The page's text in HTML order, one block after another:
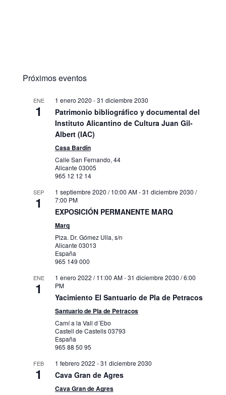
Próximos eventos
ENE
1
1 enero 2020 -31 diciembre 2030
Patrimonio bibliográfico y documental del
Instituto Alicantino de Cultura Juan Gil-
Albert (IAC)
Casa Bardín
Calle San Fernando, 44
Alicante 03005
965 12 12 14
SEP
1
1 septiembre 2020 / 10:00 AM-31 diciembre 2030 /
7:00 PM
EXPOSICIÓN PERMANENTE MARQ
Marq
Plza. Dr. Gómez Ulla, s/n
Alicante 03013
España
965 149 000
ENE
1
1 enero 2022 / 11:00 AM-31 diciembre 2030 / 6:00
PM
Yacimiento El Santuario de Pla de Petracos
Santuario de Pla de Petracos
Camí a la Vall d´Ebo
Castell de Castells03793
España
965 88 50 95
FEB
1
1 febrero 2022 -31 diciembre 2030
Cava Gran de Agres
Cava Gran de Agres